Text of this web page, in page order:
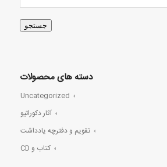
جستجو
دسته های محصولات
Uncategorized
آثار دکوراتیو
تقویم و دفترچه یادداشت
کتاب و CD